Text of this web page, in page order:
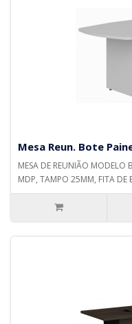
Mesa Reun. Bote
MESA DE REUNIÃO MODELO
MDP, TAMPO 25MM, FITA DE